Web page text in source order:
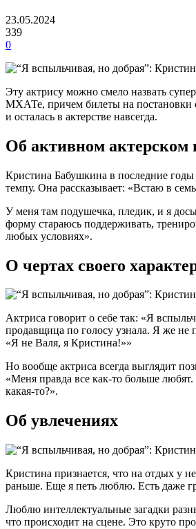
23.05.2024
339
0
Эту актрису можно смело назвать
МХАТе, причем билеты на постановки
и осталась в актерстве навсегда.
Об активном актерском
Кристина Бабушкина в последние годы
темпу. Она рассказывает: «Встаю в
У меня там подушечка, пледик, и я
форму стараюсь поддерживать,
любых условиях».
О чертах своего
Актриса говорит о себе так: «Я
продавщица по голосу узнала. Я же не
«Я не Валя, я Кристина!»»
Но вообще актриса всегда выглядит
«Меня правда все как-то больше
какая-то?».
Об увлечениях
Кристина признается, что на отдых у
раньше. Еще я петь люблю. Есть даже
Люблю интеллектуальные загадки
что происходит на сцене. Это круто